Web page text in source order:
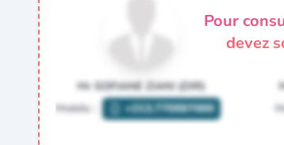
Pour
devez